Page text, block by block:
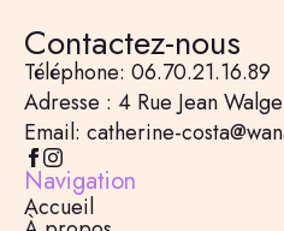
Contactez-nous
Téléphone: 06.70.21.16.89
Adresse : 4 Rue Jean
Email: catherine-
Navigation
Accueil